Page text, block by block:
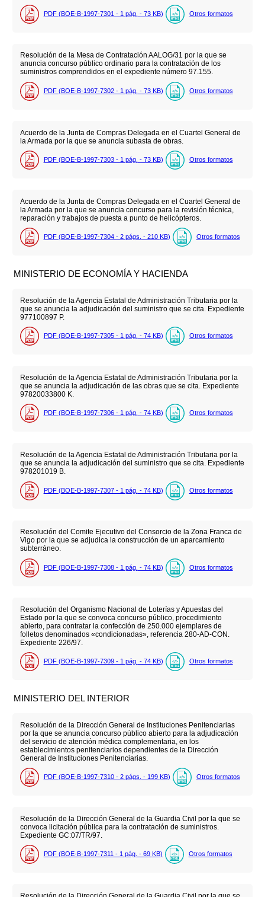
PDF (BOE-B-1997-7301 - 1 pág. - 73 KB) Otros formatos
Resolución de la Mesa de Contratación AALOG/31 por la que se
anuncia concurso público ordinario para la contratación de los
suministros comprendidos en el expediente número 97.155.
PDF (BOE-B-1997-7302 - 1 pág. - 73 KB) Otros formatos
Acuerdo de la Junta de Compras Delegada en el Cuartel General de
la Armada por la que se anuncia subasta de obras.
PDF (BOE-B-1997-7303 - 1 pág. - 73 KB) Otros formatos
Acuerdo de la Junta de Compras Delegada en el Cuartel General de
la Armada por la que se anuncia concurso para la revisión técnica,
reparación y trabajos de puesta a punto de helicópteros.
PDF (BOE-B-1997-7304 - 2 págs. - 210 KB) Otros formatos
MINISTERIO DE ECONOMÍA Y HACIENDA
Resolución de la Agencia Estatal de Administración Tributaria por la
que se anuncia la adjudicación del suministro que se cita. Expediente
977100897 P.
PDF (BOE-B-1997-7305 - 1 pág. - 74 KB) Otros formatos
Resolución de la Agencia Estatal de Administración Tributaria por la
que se anuncia la adjudicación de las obras que se cita. Expediente
97820033800 K.
PDF (BOE-B-1997-7306 - 1 pág. - 74 KB) Otros formatos
Resolución de la Agencia Estatal de Administración Tributaria por la
que se anuncia la adjudicación del suministro que se cita. Expediente
978201019 B.
PDF (BOE-B-1997-7307 - 1 pág. - 74 KB) Otros formatos
Resolución del Comite Ejecutivo del Consorcio de la Zona Franca de
Vigo por la que se adjudica la construcción de un aparcamiento
subterráneo.
PDF (BOE-B-1997-7308 - 1 pág. - 74 KB) Otros formatos
Resolución del Organismo Nacional de Loterías y Apuestas del
Estado por la que se convoca concurso público, procedimiento
abierto, para contratar la confección de 250.000 ejemplares de
folletos denominados «condicionadas», referencia 280-AD-CON.
Expediente 226/97.
PDF (BOE-B-1997-7309 - 1 pág. - 74 KB) Otros formatos
MINISTERIO DEL INTERIOR
Resolución de la Dirección General de Instituciones Penitenciarias
por la que se anuncia concurso público abierto para la adjudicación
del servicio de atención médica complementaria, en los
establecimientos penitenciarios dependientes de la Dirección
General de Instituciones Penitenciarias.
PDF (BOE-B-1997-7310 - 2 págs. - 199 KB) Otros formatos
Resolución de la Dirección General de la Guardia Civil por la que se
convoca licitación pública para la contratación de suministros.
Expediente GC:07/TR/97.
PDF (BOE-B-1997-7311 - 1 pág. - 69 KB) Otros formatos